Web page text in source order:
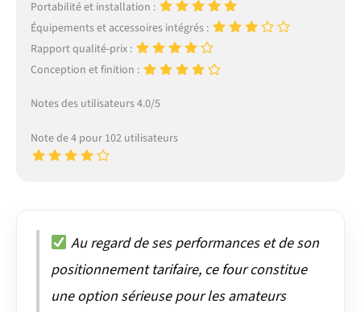
Portabilité et installation :
Équipements et accessoires intégrés :
Rapport qualité-prix :
Conception et finition :
Notes des utilisateurs 4.0/5
Note de 4 pour 102 utilisateurs
Au regard de ses performances et de son
positionnement tarifaire, ce four constitue
une option sérieuse pour les amateurs